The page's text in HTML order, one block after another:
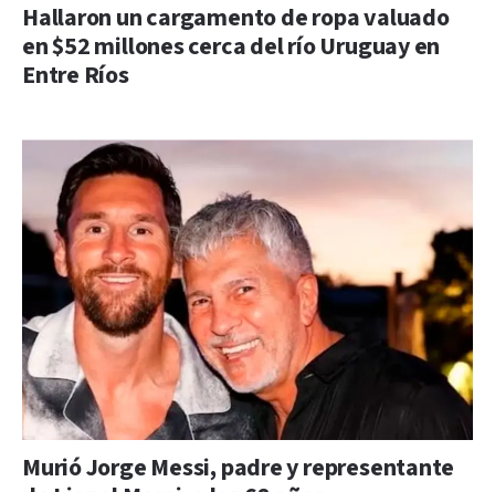
Hallaron un cargamento de ropa valuado
en $52 millones cerca del río Uruguay en
Entre Ríos
Murió Jorge Messi, padre y representante